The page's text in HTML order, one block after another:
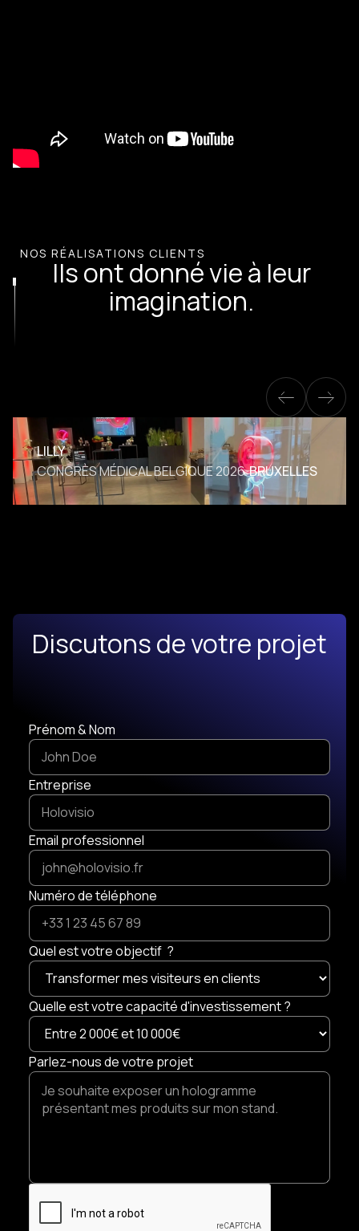
NOS RÉALISATIONS CLIENTS
Ils ont donné vie à leur
imagination.
LILLY
CONGRÈS MÉDICAL BELGIQUE 2026 BRUXELLES
Discutons de votre projet
Prénom & Nom
Entreprise
Email professionnel
Numéro de téléphone
Quel est votre objectif ?
Quelle est votre capacité d'investissement ?
Parlez-nous de votre projet